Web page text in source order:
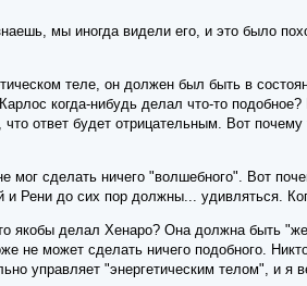
мы иногда видели его, и это было
теле, он должен был быть в
когда-нибудь делал что-то
ответ будет отрицательным. Вот
сделать ничего "волшебного". Вот
и Рени до сих пор должны... удивляться.
якобы делал Хенаро? Она должна быть
не может сделать ничего подобного.
управляет "энергетическим телом", и я